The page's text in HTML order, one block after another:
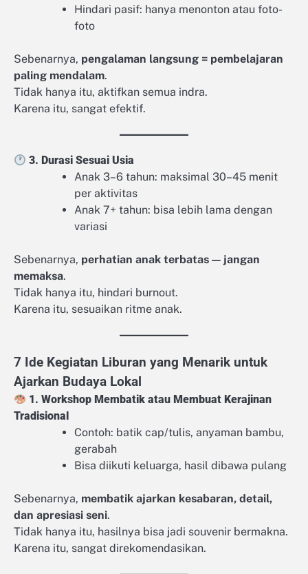
Hindari pasif: hanya menonton atau foto-
foto
Sebenarnya, pengalaman langsung = pembelajaran
paling mendalam.
Tidak hanya itu, aktifkan semua indra.
Karena itu, sangat efektif.
3. Durasi Sesuai Usia
Anak 3–6 tahun: maksimal 30–45 menit
per aktivitas
Anak 7+ tahun: bisa lebih lama dengan
variasi
Sebenarnya, perhatian anak terbatas — jangan
memaksa.
Tidak hanya itu, hindari burnout.
Karena itu, sesuaikan ritme anak.
7 Ide Kegiatan Liburan yang Menarik untuk
Ajarkan Budaya Lokal
1. Workshop Membatik atau Membuat Kerajinan
Tradisional
Contoh: batik cap/tulis, anyaman bambu,
gerabah
Bisa diikuti keluarga, hasil dibawa pulang
Sebenarnya, membatik ajarkan kesabaran, detail,
dan apresiasi seni.
Tidak hanya itu, hasilnya bisa jadi souvenir bermakna.
Karena itu, sangat direkomendasikan.